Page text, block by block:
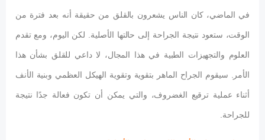
في الماضي، كان الناس يشعرون بالقلق من حقيقة أنه بعد فترة من
الوقت، ستعود نتيجة الجراحة إلى حالتها الأصلية. لكن اليوم، ومع تقدم
العلوم والتجهيزات الطبية في هذا المجال، لا داعي للقلق بشأن هذا
الأمر. سيقوم الجراح الماهر بتقوية وتقوية الهيكل العظمي وبنية الأنف
أثناء عملية ترقيع الغضروف، والتي يمكن أن تكون فعالة جدًا نتيجة
للجراحة.